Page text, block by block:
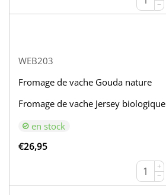
−
WEB203
Fromage de vache Gouda nature
Fromage de vache Jersey biologique
en stock
€26,95
+
−